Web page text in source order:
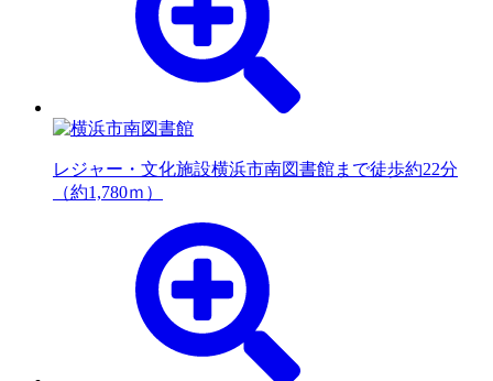
レジャー・文化施設横浜市南図書館まで徒歩約22分
（約1,780ｍ）